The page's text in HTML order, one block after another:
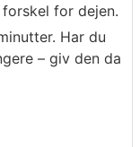
for dejen.
Har du
– giv den da